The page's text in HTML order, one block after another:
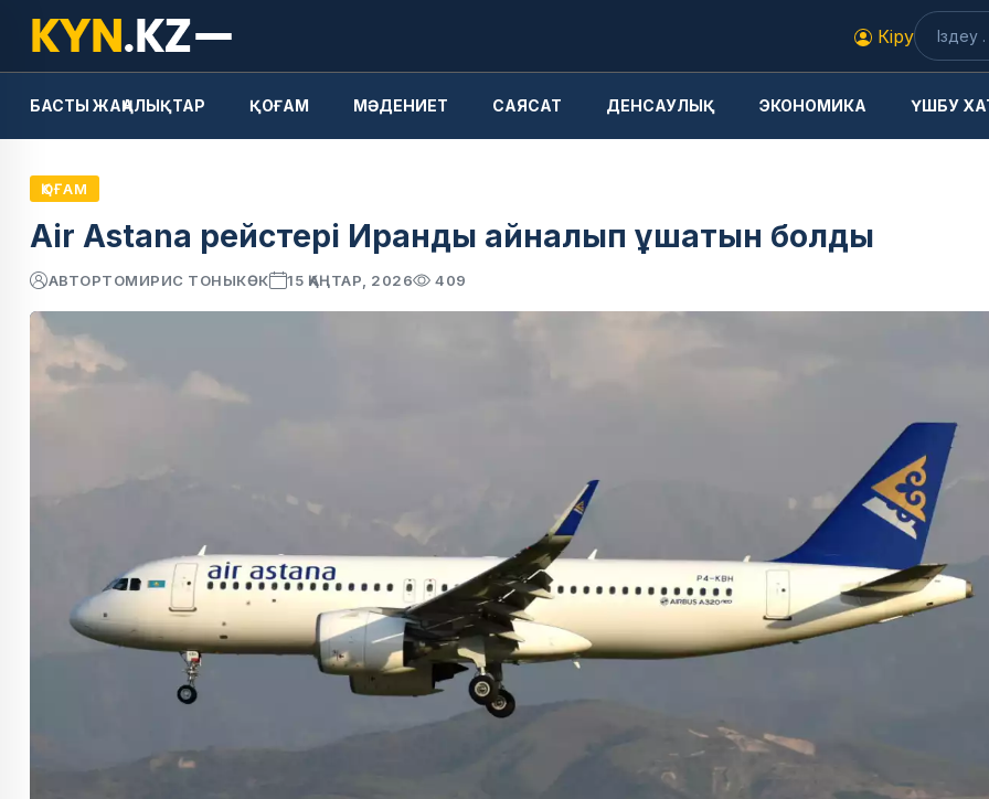
Кіру
БАСТЫ ЖАҢАЛЫҚТАР ҚОҒАМ МӘДЕНИЕТ САЯСАТ ДЕНСАУЛЫҚ ЭКОНОМИКА ҮШБУ
ҚОҒАМ
Air Astana рейстері Иранды айналып ұшатын болды
АВТОРТОМИРИС ТОНЫКӨК 15 ҚАҢТАР, 2026 409